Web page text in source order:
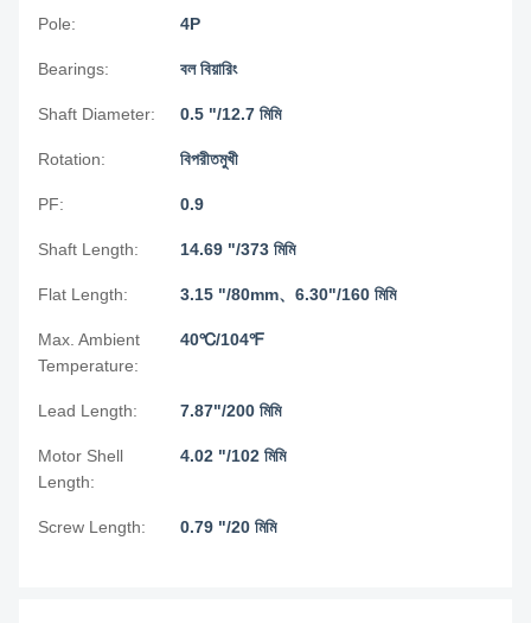
Pole: 4P
Bearings: বল বিয়ারিং
Shaft Diameter: 0.5 "/12.7 মিমি
Rotation: বিপরীতমুখী
PF: 0.9
Shaft Length: 14.69 "/373 মিমি
Flat Length: 3.15 "/80mm、6.30"/160 মিমি
Max. Ambient
Temperature:
40℃/104℉
Lead Length: 7.87"/200 মিমি
Motor Shell
Length:
4.02 "/102 মিমি
Screw Length: 0.79 "/20 মিমি